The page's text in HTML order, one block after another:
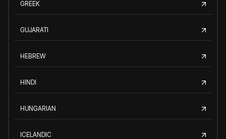
GREEK
GUJARATI
HEBREW
HINDI
HUNGARIAN
ICELANDIC